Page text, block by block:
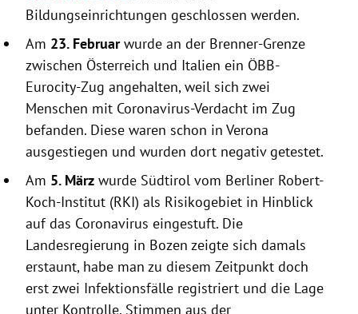
Bildungseinrichtungen geschlossen werden.
Am 23. Februarwurde an der Brenner-Grenze
zwischen Österreich und Italien ein ÖBB-
Eurocity-Zug angehalten, weil sich zwei
Menschen mit Coronavirus-Verdacht im Zug
befanden. Diese waren schon in Verona
ausgestiegen und wurden dort negativ getestet.
Am 5. März wurde Südtirol vom Berliner Robert-
Koch-Institut (RKI) als Risikogebiet in Hinblick
auf das Coronavirus eingestuft. Die
Landesregierung in Bozen zeigte sich damals
erstaunt, habe man zu diesem Zeitpunkt doch
erst zwei Infektionsfälle registriert und die Lage
unter Kontrolle. Stimmen aus der